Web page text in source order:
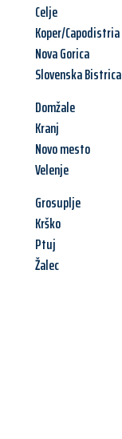
Celje
Koper/Capodistria
Nova Gorica
Slovenska Bistrica
Domžale
Kranj
Novo mesto
Velenje
Grosuplje
Krško
Ptuj
Žalec